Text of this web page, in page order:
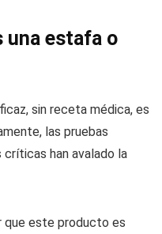
una estafa o
sin receta médica, es
las pruebas
han avalado la
que este producto es